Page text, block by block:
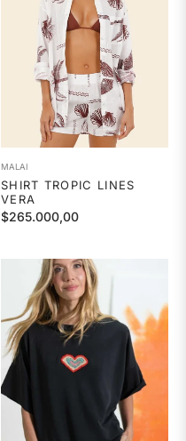
MALAI
SHIRT TROPIC LINES
VERA
Precio
$265.000,00